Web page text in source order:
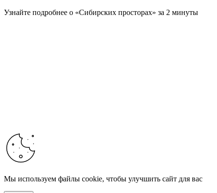
Узнайте подробнее о «Сибирских просторах» за 2 минуты
Мы используем файлы cookie, чтобы улучшить сайт для вас